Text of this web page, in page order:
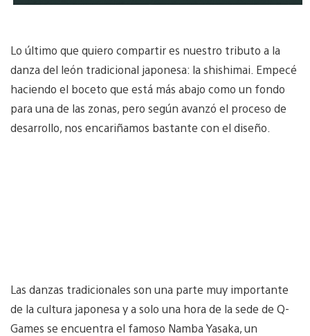
Lo último que quiero compartir es nuestro tributo a la
danza del león tradicional japonesa: la shishimai. Empecé
haciendo el boceto que está más abajo como un fondo
para una de las zonas, pero según avanzó el proceso de
desarrollo, nos encariñamos bastante con el diseño.
Las danzas tradicionales son una parte muy importante
de la cultura japonesa y a solo una hora de la sede de Q-
Games se encuentra el famoso Namba Yasaka, un